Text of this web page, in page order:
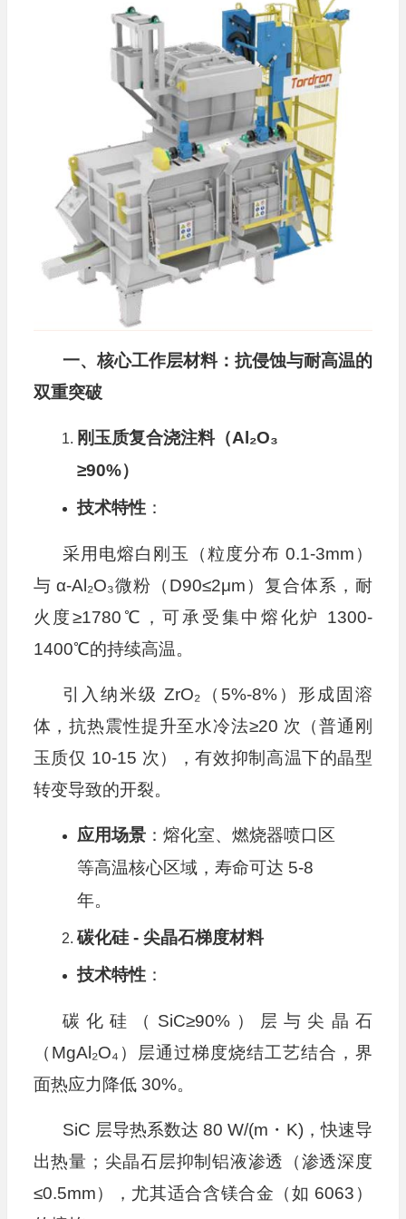
一、核心工作层材料：抗侵蚀与耐高温的
双重突破
刚玉质复合浇注料（Al ₂O₃
≥90%）
技术特性：
采用电熔白刚玉（粒度分布 0.1-3mm）
与 α-Al₂O₃微粉（D90≤2μm）复合体系，耐
火度≥1780℃，可承受集中熔化炉 1300-
1400℃的持续高温。
引入纳米级 ZrO₂（5%-8%）形成固溶
体，抗热震性提升至水冷法≥20 次（普通刚
玉质仅 10-15 次），有效抑制高温下的晶型
转变导致的开裂。
应用场景：熔化室、燃烧器喷口区
等高温核心区域，寿命可达 5-8
年。
碳化硅 - 尖晶石梯度材料
技术特性：
碳化硅（SiC≥90%）层与尖晶石
（MgAl₂O₄）层通过梯度烧结工艺结合，界
面热应力降低 30%。
SiC 层导热系数达 80 W/(m・K)，快速导
出热量；尖晶石层抑制铝液渗透（渗透深度
≤0.5mm），尤其适合含镁合金（如 6063）